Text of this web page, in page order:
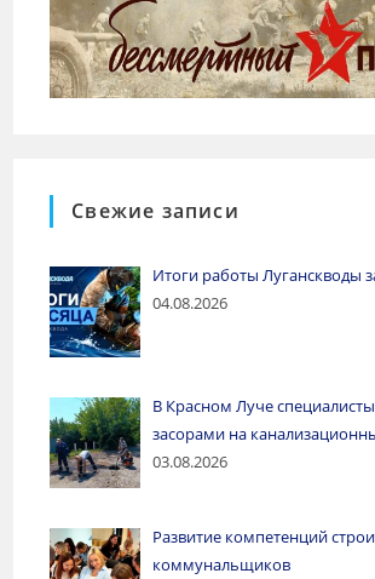
Свежие записи
Итоги работы Луганскводы
04.08.2026
В Красном Луче
засорами на
03.08.2026
Развитие компетенций
коммунальщиков